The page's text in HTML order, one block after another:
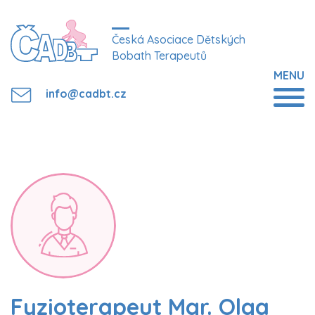
Česká Asociace Dětských
Bobath Terapeutů
info@cadbt.cz
MENU
Fyzioterapeut Mgr. Olga